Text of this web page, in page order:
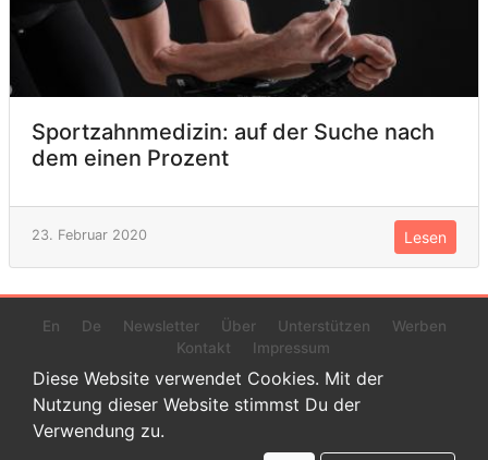
Sportzahnmedizin: auf der Suche nach
dem einen Prozent
23. Februar 2020 Lesen
En De Newsletter Über Unterstützen
Werben
Kontakt
Impressum
© 2022 www.endurance-data.com - aaa
Dies ist eine Beta-Version. Höchstwahrscheinlich haben sich auf
Diese Website verwendet Cookies. Mit der
Nutzung dieser Website stimmst Du der
Verwendung zu.